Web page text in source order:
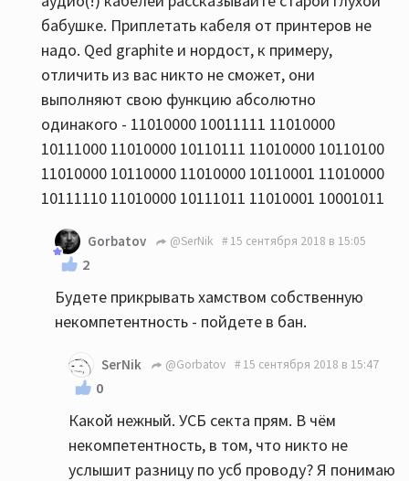
бабушке. Приплетать кабеля от принтеров не
надо. Qed graphite и нордост, к примеру,
отличить из вас никто не сможет, они
выполняют свою функцию абсолютно
одинакого - 11010000 10011111 11010000
10111000 11010000 10110111 11010000 10110100
11010000 10110000 11010000 10110001 11010000
10111110 11010000 10111011 11010001 10001011
Gorbatov @SerNik 15 сентября 2018 в 15:05
2
Будете прикрывать хамством собственную
некомпетентность - пойдете в бан.
SerNik @Gorbatov 15 сентября 2018 в 15:47
0
Какой нежный. УСБ секта прям. В чём
некомпетентность, в том, что никто не
услышит разницу по усб проводу? Я понимаю